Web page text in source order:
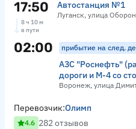
17:50 Автостанция №1
Луганск, улица
8 ч 10 м
в пути
02:00 прибытие на след.
АЗС "Роснефть"
дороги и М-4 со
Воронеж, улица
Перевозчик:Олимп
4.6 282 отзывов